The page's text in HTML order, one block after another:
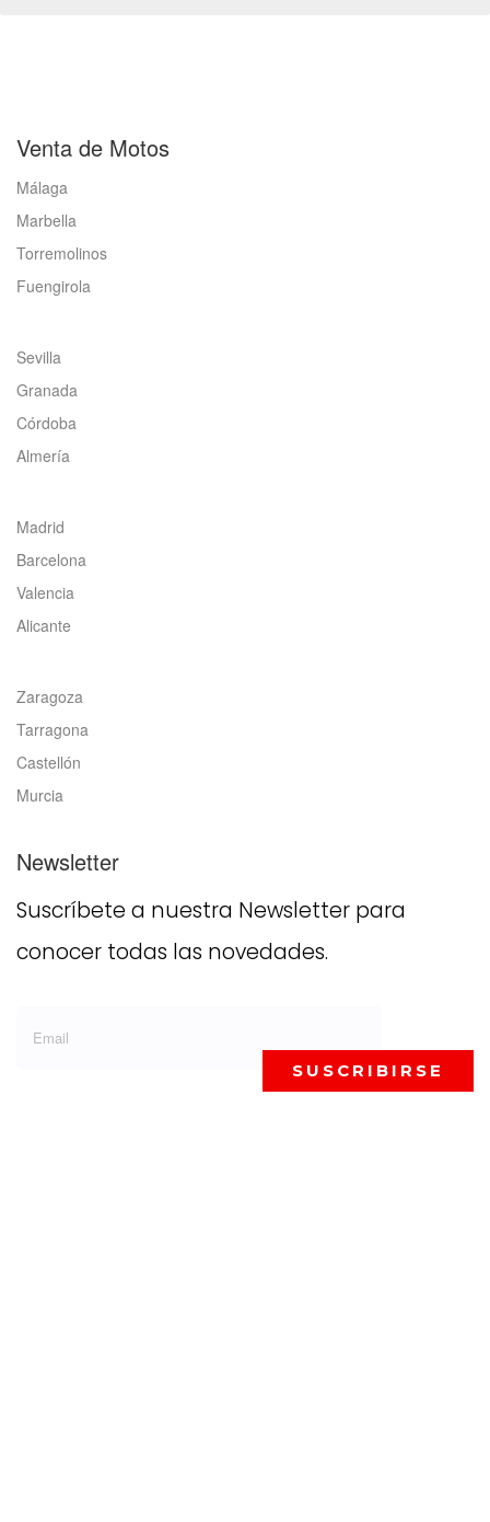
Venta de Motos
Málaga
Marbella
Torremolinos
Fuengirola
Sevilla
Granada
Córdoba
Almería
Madrid
Barcelona
Valencia
Alicante
Zaragoza
Tarragona
Castellón
Murcia
Newsletter
Suscríbete a nuestra Newsletter para
conocer todas las novedades.
SUSCRIBIRSE